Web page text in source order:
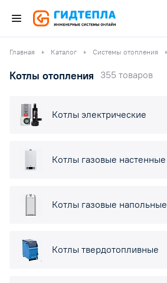
Главная Каталог Системы отопления
Котлы отопления 355 товаров
Котлы электрические
Котлы газовые настенные
Котлы газовые напольные
Котлы твердотопливные